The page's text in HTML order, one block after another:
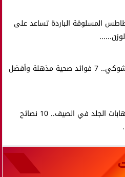
المسلوقة الباردة تساعد على
التين الشوكي.. 7 فوائد صحية مذهلة وأفضل
احذر التهابات الجلد في الصيف.. 10 نصائح